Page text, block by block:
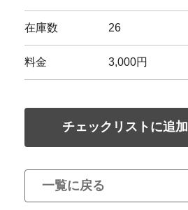
在庫数 26
料金 3,000円
チェックリストに追加
一覧に戻る